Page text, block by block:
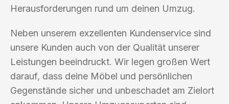
Herausforderungen rund um deinen Umzug.
Neben unserem exzellenten Kundenservice sind
unsere Kunden auch von der Qualität unserer
Leistungen beeindruckt. Wir legen großen Wert
darauf, dass deine Möbel und persönlichen
Gegenstände sicher und unbeschadet am Zielort